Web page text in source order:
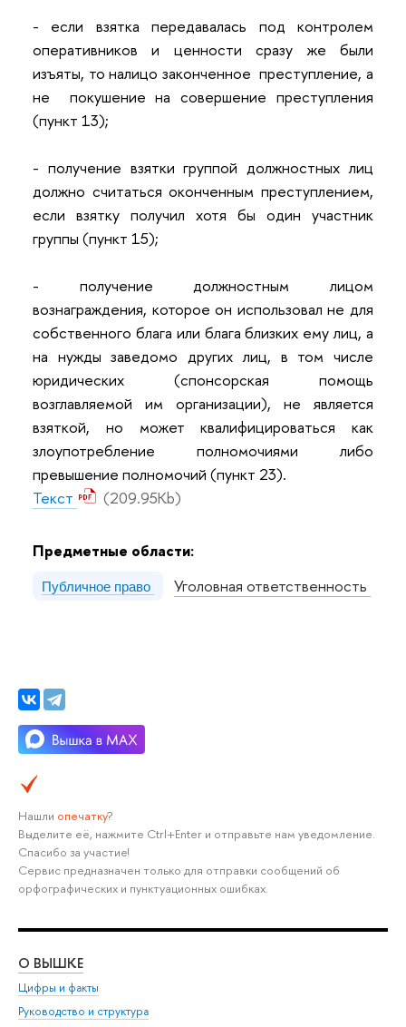
- если взятка передавалась под контролем
оперативников и ценности сразу же были
изъяты, то налицо законченное преступление, а
не покушение на совершение преступления
(пункт 13);
- получение взятки группой должностных лиц
должно считаться оконченным преступлением,
если взятку получил хотя бы один участник
группы (пункт 15);
- получение должностным лицом
вознаграждения, которое он использовал не для
собственного блага или блага близких ему лиц, а
на нужды заведомо других лиц, в том числе
юридических (спонсорская помощь
возглавляемой им организации), не является
взяткой, но может квалифицироваться как
злоупотребление полномочиями либо
превышение полномочий (пункт 23).
Текст
(209.95Kb)
Предметные области:
Публичное право Уголовная ответственность
Нашли опечатку?
Выделите её, нажмите Ctrl+Enter и отправьте нам уведомление.
Спасибо за участие!
Сервис предназначен только для отправки сообщений об
орфографических и пунктуационных ошибках.
О ВЫШКЕ
Цифры и факты
Руководство и структура